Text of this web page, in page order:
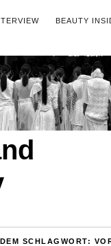
BEAUTY
SCHLAGWORT: